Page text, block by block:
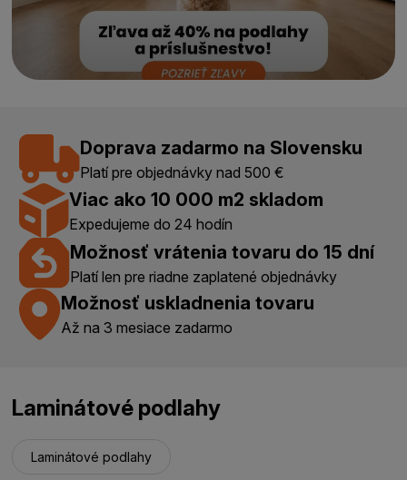
Doprava zadarmo na Slovensku
Platí pre objednávky nad 500 €
Viac ako 10 000 m2 skladom
Expedujeme do 24 hodín
Možnosť vrátenia tovaru do 15 dní
Platí len pre riadne zaplatené objednávky
Možnosť uskladnenia tovaru
Až na 3 mesiace zadarmo
Laminátové podlahy
Laminátové podlahy